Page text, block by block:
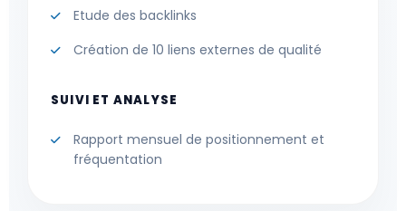
Etude des backlinks
Création de 10 liens externes de qualité
SUIVI ET ANALYSE
Rapport mensuel de positionnement et
fréquentation